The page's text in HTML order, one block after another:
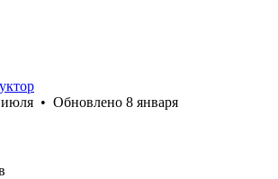
июля • Обновлено 8 января